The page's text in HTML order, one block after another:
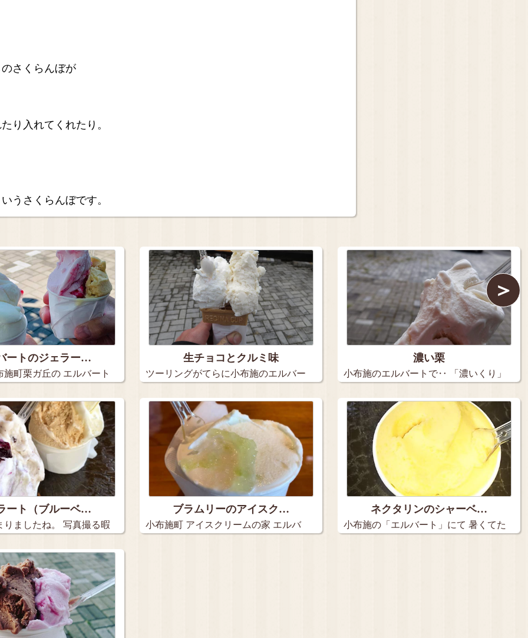
さくらんぼが
り入れてくれたり。
うさくらんぼです。
＞
ートのジェラー…
施町栗ガ丘の エルバート
生チョコとクルミ味
ツーリングがてらに小布施のエルバー
濃い栗
小布施のエルバートで‥ 「濃いくり」
ート（ブルーベ…
りましたね。 写真撮る暇
ブラムリーのアイスク…
小布施町 アイスクリームの家 エルバ
ネクタリンのシャーベ…
小布施の「エルバート」にて 暑くてた